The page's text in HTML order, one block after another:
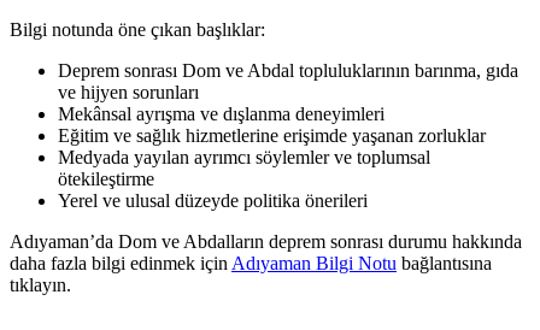
Bilgi notunda öne çıkan başlıklar:
Deprem sonrası Dom ve Abdal topluluklarının barınma, gıda
ve hijyen sorunları
Mekânsal ayrışma ve dışlanma deneyimleri
Eğitim ve sağlık hizmetlerine erişimde yaşanan zorluklar
Medyada yayılan ayrımcı söylemler ve toplumsal
ötekileştirme
Yerel ve ulusal düzeyde politika önerileri
Adıyaman’da Dom ve Abdalların deprem sonrası durumu hakkında
daha fazla bilgi edinmek için Adıyaman Bilgi Notu bağlantısına
tıklayın.